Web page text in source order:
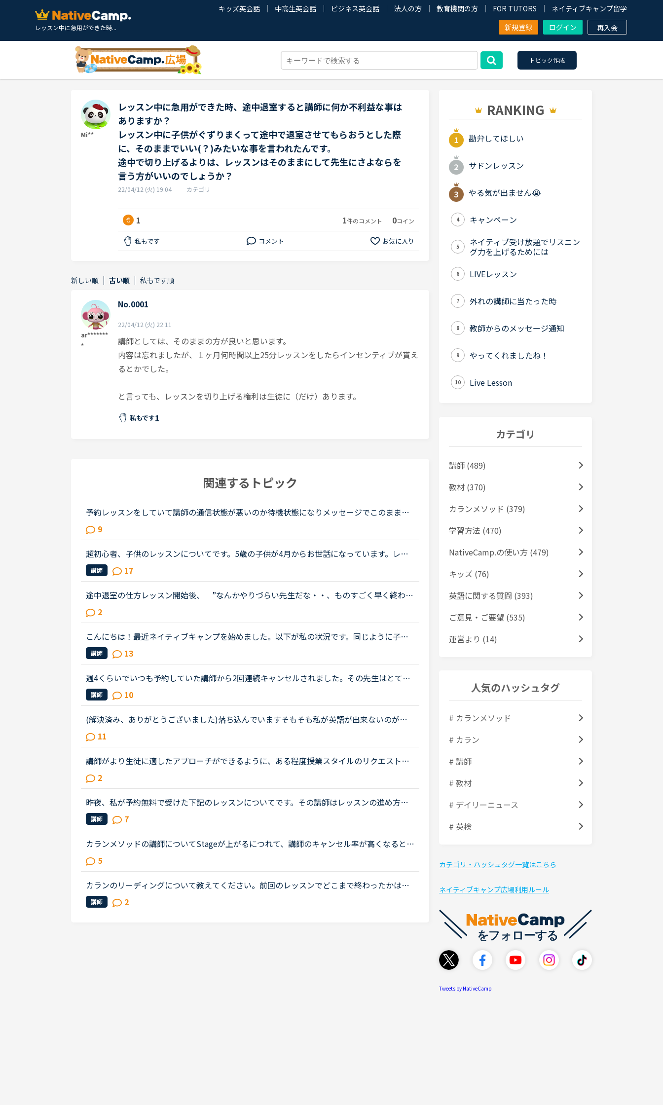
レッスン中に急用ができた時...
キッズ英会話 中高生英会話 ビジネス英会話 法人の方 教育機関の方 FOR TUTORS
ネイティブキャンプ留学
新規登録
ログイン 再入会
トピック作成
Mi**
レッスン中に急用ができた時、途中退室すると講師に何か不利益な事は
ありますか？
レッスン中に子供がぐずりまくって途中で退室させてもらおうとした際
に、そのままでいい(？)みたいな事を言われたんです。
途中で切り上げるよりは、レッスンはそのままにして先生にさよならを
言う方がいいのでしょうか？
22/04/12 (火) 19:04 カテゴリ
1 1件のコメント 0コイン
私もです コメント お気に入り
新しい順 古い順 私もです順
ar*******
*
No.0001
22/04/12 (火) 22:11
講師としては、そのままの方が良いと思います。
内容は忘れましたが、１ヶ月何時間以上25分レッスンをしたらインセンティブが貰え
るとかでした。
と言っても、レッスンを切り上げる権利は生徒に（だけ）あります。
私もです1
関連するトピック
予約レッスンをしていて講師の通信状態が悪いのか待機状態になりメッセージでこのまま継
続するか退室しますか？と案内がありました。コインは返却されキャンセルとなりますみた
いなことだったとおもいます。残り...
9
超初心者、子供のレッスンについてです。5歳の子供が4月からお世話になっています。レッ
ツゴーBEGINから始め、何度も繰り返し、今はレッツゴー1をやっています。まだ英語が読め
ません。（アルファベットはなんと...
講師 17
途中退室の仕方レッスン開始後、 ”なんかやりづらい先生だな・・、ものすごく早く終わっ
たな・・早く切り上げてしまいたい・・”などと思った時、途中退室する際の いい感じのセ
リフ 教えて頂けないでしょうか？
2
こんにちは！最近ネイティブキャンプを始めました。以下が私の状況です。同じように子供
がいるママさんの勉強法や、(そうでない方でも)短期間で効果が出る勉強法など、共感やア
ドバイスいただけると幸いです！———...
講師 13
週4くらいでいつも予約していた講師から2回連続キャンセルされました。その先生はとても
教えるのがうまいので評価もよく、ファンもついている感じですが、予約自体はほぼ私だけ
が一日一回いれている感じです。ご...
講師 10
(解決済み、ありがとうございました)落ち込んでいますそもそも私が英語が出来ないのが悪
いのですが先生と性格について話し合った時に、あなたはポジティブ？ネガティブ？と、聞
かれたので、ネガティブと答えまし...
11
講師がより生徒に適したアプローチができるように、ある程度授業スタイルのリクエストが
できるシステムを導入できないでしょうか？ たとえば「テキスト中心の授業を希望」また
は「フリートークも入れてほしい」...
2
昨夜、私が予約無料で受けた下記のレッスンについてです。その講師はレッスンの進め方が
威圧的と言うか命令形で、ネイティブキャンプでは珍しいタイプの講師でした(少なくとも私
は他にお目にかかったことがないで...
講師 7
カランメソッドの講師についてStageが上がるにつれて、講師のキャンセル率が高くなると感
じている方はいらっしゃいますか？というのも、最近カラン予約を立て続けにキャンセルさ
れ、運良く代替の先生が割り当てら...
5
カランのリーディングについて教えてください。前回のレッスンでどこまで終わったかはメ
ッセージに残されていますが、生徒が読めるメッセージと、講師側が読めるメッセージは違
うのでしょうか？おそらく、講師側...
講師 2
RANKING
勘弁してほしい
サドンレッスン
やる気が出ません😭
4 キャンペーン
5
ネイティブ受け放題でリスニン
グ力を上げるためには
6 LIVEレッスン
7 外れの講師に当たった時
8 教師からのメッセージ通知
9 やってくれましたね！
10 Live Lesson
カテゴリ
講師 (489)
教材 (370)
カランメソッド (379)
学習方法 (470)
NativeCamp.の使い方 (479)
キッズ (76)
英語に関する質問 (393)
ご意見・ご要望 (535)
運営より (14)
人気のハッシュタグ
# カランメソッド
# カラン
# 講師
# 教材
# デイリーニュース
# 英検
カテゴリ・ハッシュタグ一覧はこちら
ネイティブキャンプ広場利用ルール
Tweets by NativeCamp